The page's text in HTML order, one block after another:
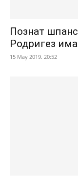
Познат
Родригез
15 May 2019. 20:52